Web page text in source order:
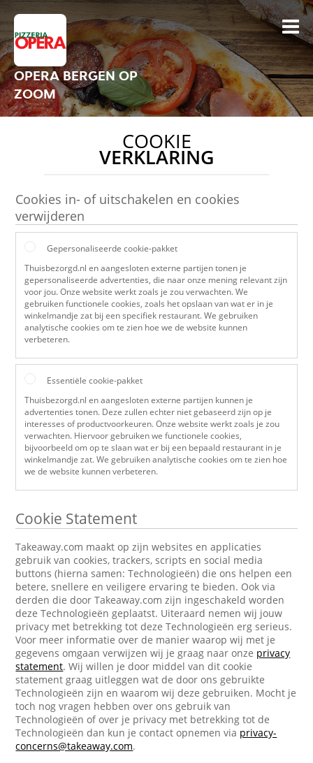
OPERA BERGEN OP
ZOOM
COOKIE
VERKLARING
Cookies in- of uitschakelen en cookies
verwijderen
Gepersonaliseerde cookie-pakket
Thuisbezorgd.nl en aangesloten externe partijen tonen je
gepersonaliseerde advertenties, die naar onze mening relevant zijn
voor jou. Onze website werkt zoals je zou verwachten. We
gebruiken functionele cookies, zoals het opslaan van wat er in je
winkelmandje zat bij een specifiek restaurant. We gebruiken
analytische cookies om te zien hoe we de website kunnen
verbeteren.
Essentiële cookie-pakket
Thuisbezorgd.nl en aangesloten externe partijen kunnen je
advertenties tonen. Deze zullen echter niet gebaseerd zijn op je
interesses of productvoorkeuren. Onze website werkt zoals je zou
verwachten. Hiervoor gebruiken we functionele cookies,
bijvoorbeeld om op te slaan wat er bij een bepaald restaurant in je
winkelmandje zat. We gebruiken analytische cookies om te zien hoe
we de website kunnen verbeteren.
Cookie Statement
Takeaway.com maakt op zijn websites en applicaties
gebruik van cookies, trackers, scripts en social media
buttons (hierna samen: Technologieën) die ons helpen een
betere, snellere en veiligere ervaring te bieden. Ook via
derden die door Takeaway.com zijn ingeschakeld worden
deze Technologieën geplaatst. Uiteraard nemen wij jouw
privacy met betrekking tot deze Technologieën erg serieus.
Voor meer informatie over de manier waarop wij met je
gegevens omgaan verwijzen wij je graag naar onze privacy
statement. Wij willen je door middel van dit cookie
statement graag uitleggen wat de door ons gebruikte
Technologieën zijn en waarom wij deze gebruiken. Mocht je
toch nog vragen hebben over ons gebruik van
Technologieën of over je privacy met betrekking tot de
Technologieën dan kun je contact opnemen via privacy-
concerns@takeaway.com.